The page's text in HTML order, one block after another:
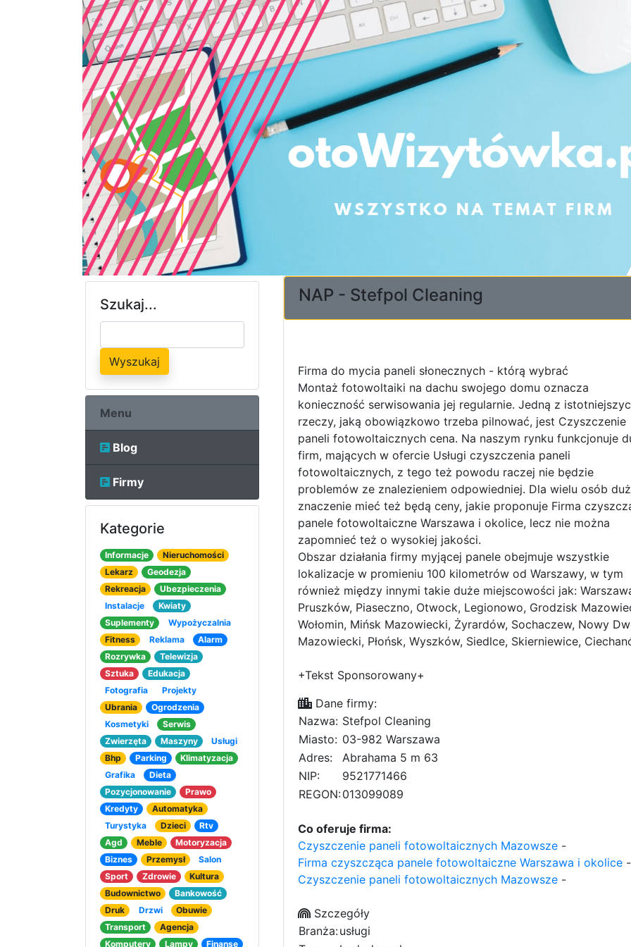
Szukaj...
Wyszukaj
Menu
Blog
Firmy
Kategorie
Informacje
Nieruchomości
Lekarz
Geodezja
Rekreacja
Ubezpieczenia
Instalacje
Kwiaty
Suplementy
Wypożyczalnia
Fitness
Reklama
Alarm
Rozrywka
Telewizja
Sztuka
Edukacja
Fotografia
Projekty
Ubrania
Ogrodzenia
Kosmetyki
Serwis
Zwierzęta
Maszyny
Usługi
Bhp
Parking
Klimatyzacja
Grafika
Dieta
Pozycjonowanie
Prawo
Kredyty
Automatyka
Turystyka
Dzieci
Rtv
Agd
Meble
Motoryzacja
Biznes
Przemysł
Salon
Sport
Zdrowie
Kultura
Budownictwo
Bankowość
Druk
Drzwi
Obuwie
Transport
Agencja
Komputery
Lampy
Finanse
NAP - Stefpol Cleaning
Firma do mycia paneli słonecznych - którą wybrać
Montaż fotowoltaiki na dachu swojego domu oznacza
konieczność serwisowania jej regularnie. Jedną z
rzeczy, jaką obowiązkowo trzeba pilnować, jest Czyszczenie
paneli fotowoltaicznych cena. Na naszym rynku funkcjonuje
firm, mających w ofercie Usługi czyszczenia paneli
fotowoltaicznych, z tego też powodu raczej nie będzie
problemów ze znalezieniem odpowiedniej. Dla wielu osób
znaczenie mieć też będą ceny, jakie proponuje Firma
panele fotowoltaiczne Warszawa i okolice, lecz nie można
zapomnieć też o wysokiej jakości.
Obszar działania firmy myjącej panele obejmuje wszystkie
lokalizacje w promieniu 100 kilometrów od Warszawy, w tym
również między innymi takie duże miejscowości jak:
Pruszków, Piaseczno, Otwock, Legionowo, Grodzisk
Wołomin, Mińsk Mazowiecki, Żyrardów, Sochaczew, Nowy
Mazowiecki, Płońsk, Wyszków, Siedlce, Skierniewice,
+Tekst Sponsorowany+
Dane firmy:
Nazwa: Stefpol Cleaning
Miasto: 03-982 Warszawa
Adres:
Abrahama 5 m 63
NIP:
9521771466
REGON:013099089
Co oferuje firma:
Czyszczenie paneli fotowoltaicznych Mazowsze -
Firma czyszcząca panele fotowoltaiczne Warszawa i okolice -
Czyszczenie paneli fotowoltaicznych Mazowsze -
Szczegóły
Branża:usługi